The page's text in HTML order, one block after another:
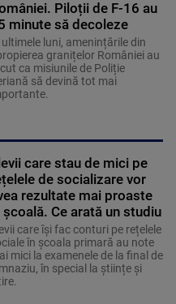
minute să decoleze
ultimele luni, amenințările din
granițelor României au
ca misiunile de Poliție
să devină tot mai
care stau de mici pe
de socializare vor
rezultate mai proaste
școală. Ce arată un studiu
care îşi fac conturi pe rețelele
în școala primară au note
mici la examenele de la final de
în special la științe și